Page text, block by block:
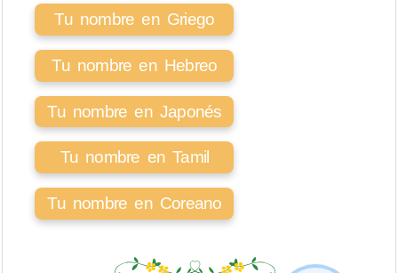
Tu nombre en Griego
Tu nombre en Hebreo
Tu nombre en Japonés
Tu nombre en Tamil
Tu nombre en Coreano